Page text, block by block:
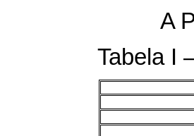
A
Tabela I